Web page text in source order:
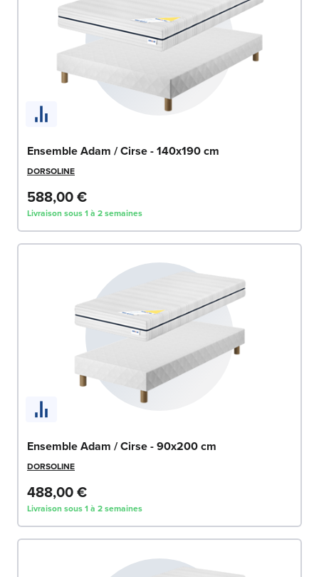
Ensemble Adam / Cirse - 140x190 cm
DORSOLINE
588,00 €
Livraison sous 1 à 2 semaines
Ensemble Adam / Cirse - 90x200 cm
DORSOLINE
488,00 €
Livraison sous 1 à 2 semaines